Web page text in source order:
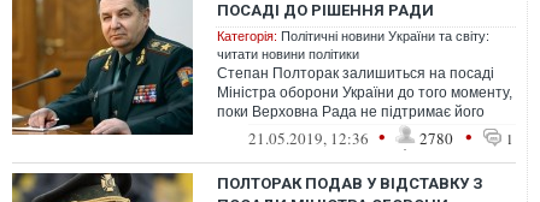
ПОСАДІ ДО РІШЕННЯ РАДИ
Категорія: Політичні новини України та світу:
читати новини політики
Степан Полторак залишиться на посаді
Міністра оборони України до того моменту,
поки Верховна Рада не підтримає його
відставку. Він працюватиме виконув...
21.05.2019, 12:36 • 2780 • 1
ПОЛТОРАК ПОДАВ У ВІДСТАВКУ З